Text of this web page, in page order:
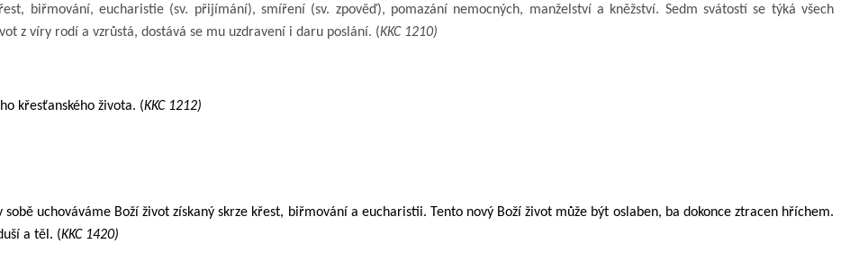
biřmování, eucharistie (sv. přijímání), smíření (sv. zpověď), pomazání nemocných, manželství a kněžství. Sedm svátostí se týká všech
z víry rodí a vzrůstá, dostává se mu uzdravení i daru poslání. (KKC 1210)
křesťanského života. (KKC 1212)
uchováváme Boží život získaný skrze křest, biřmování a eucharistii. Tento nový Boží život může být oslaben, ba dokonce ztracen hříchem.
a těl. (KKC 1420)